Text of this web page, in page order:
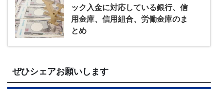
ック入金に対応している銀行、信
用金庫、信用組合、労働金庫のま
とめ
ぜひシェアお願いします